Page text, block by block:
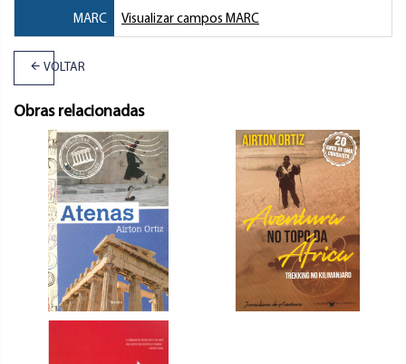
MARC Visualizar campos MARC
VOLTAR
Obras relacionadas